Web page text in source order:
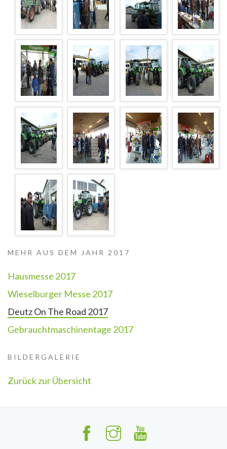
MEHR AUS DEM JAHR 2017
Hausmesse 2017
Wieselburger Messe 2017
Deutz On The Road 2017
Gebrauchtmaschinentage 2017
BILDERGALERIE
Zurück zur Übersicht